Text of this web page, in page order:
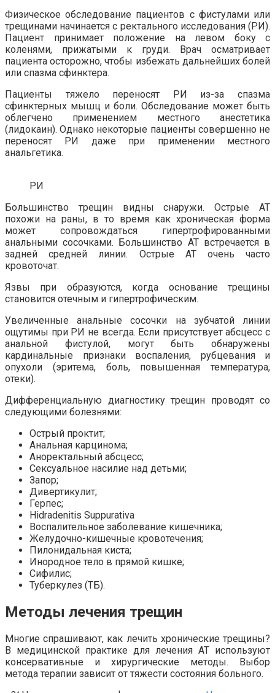
Физическое обследование пациентов с фистулами или
трещинами начинается с ректального исследования (РИ).
Пациент принимает положение на левом боку с
коленями, прижатыми к груди. Врач осматривает
пациента осторожно, чтобы избежать дальнейших болей
или спазма сфинктера.
Пациенты тяжело переносят РИ из-за спазма
сфинктерных мышц и боли. Обследование может быть
облегчено применением местного анестетика
(лидокаин). Однако некоторые пациенты совершенно не
переносят РИ даже при применении местного
анальгетика.
РИ
Большинство трещин видны снаружи. Острые АТ
похожи на раны, в то время как хроническая форма
может сопровождаться гипертрофированными
анальными сосочками. Большинство АТ встречается в
задней средней линии. Острые АТ очень часто
кровоточат.
Язвы при образуются, когда основание трещины
становится отечным и гипертрофическим.
Увеличенные анальные сосочки на зубчатой ​​линии
ощутимы при РИ не всегда. Если присутствует абсцесс с
анальной фистулой, могут быть обнаружены
кардинальные признаки воспаления, рубцевания и
опухоли (эритема, боль, повышенная температура,
отеки).
Дифференциальную диагностику трещин проводят со
следующими болезнями:
Острый проктит;
Анальная карцинома;
Аноректальный абсцесс;
Сексуальное насилие над детьми;
Запор;
Дивертикулит;
Герпес;
Hidradenitis Suppurativa
Воспалительное заболевание кишечника;
Желудочно-кишечные кровотечения;
Пилонидальная киста;
Инородное тело в прямой кишке;
Сифилис;
Туберкулез (ТБ).
Методы лечения трещин
Многие спрашивают, как лечить хронические трещины?
В медицинской практике для лечения АТ используют
консервативные и хирургические методы. Выбор
метода терапии зависит от тяжести состояния больного.